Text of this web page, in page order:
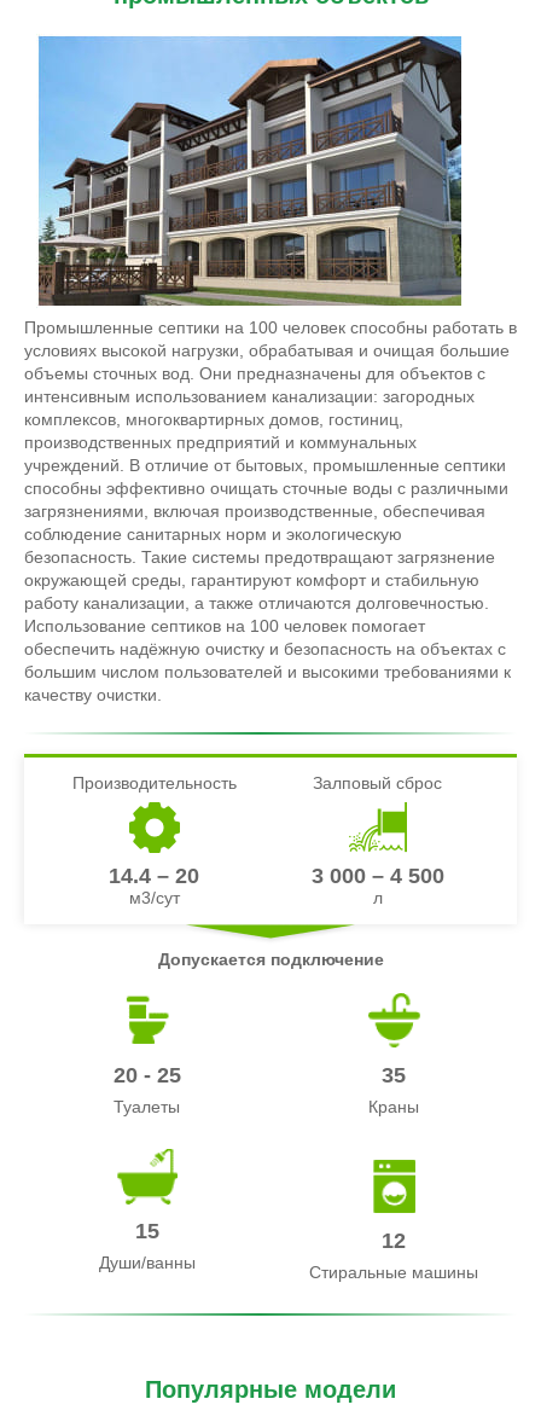
Промышленные септики на 100 человек способны работать в
условиях высокой нагрузки, обрабатывая и очищая большие
объемы сточных вод. Они предназначены для объектов с
интенсивным использованием канализации: загородных
комплексов, многоквартирных домов, гостиниц,
производственных предприятий и коммунальных
учреждений. В отличие от бытовых, промышленные септики
способны эффективно очищать сточные воды с различными
загрязнениями, включая производственные, обеспечивая
соблюдение санитарных норм и экологическую
безопасность. Такие системы предотвращают загрязнение
окружающей среды, гарантируют комфорт и стабильную
работу канализации, а также отличаются долговечностью.
Использование септиков на 100 человек помогает
обеспечить надёжную очистку и безопасность на объектах с
большим числом пользователей и высокими требованиями к
качеству очистки.
Производительность
14.4 – 20
м3/сут
Залповый сброс
3 000 – 4 500
л
Допускается подключение
20 - 25
Туалеты
35
Краны
15
Души/ванны
12
Стиральные машины
Популярные модели